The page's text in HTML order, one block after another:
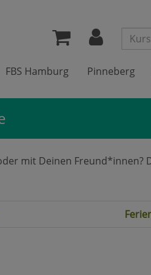
FBS Hamburg Pinneberg
mit Deinen Freund*innen?